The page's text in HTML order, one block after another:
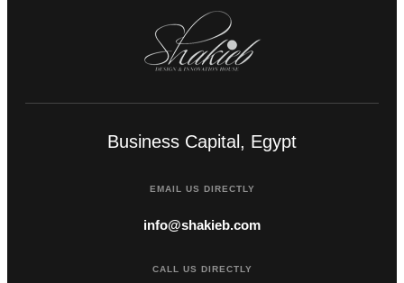
Business Capital, Egypt
EMAIL US DIRECTLY
info@shakieb.com
CALL US DIRECTLY